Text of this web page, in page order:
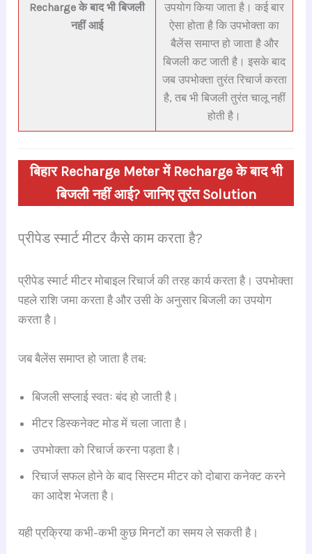
Recharge के बाद भी बिजली
नहीं आई
उपयोग किया जाता है। कई बार
ऐसा होता है कि उपभोक्ता का
बैलेंस समाप्त हो जाता है और
बिजली कट जाती है। इसके बाद
जब उपभोक्ता तुरंत रिचार्ज करता
है, तब भी बिजली तुरंत चालू नहीं
होती है।
बिहार Recharge Meter में Recharge के बाद भी
बिजली नहीं आई? जानिए तुरंत Solution
प्रीपेड स्मार्ट मीटर कैसे काम करता है?
प्रीपेड स्मार्ट मीटर मोबाइल रिचार्ज की तरह कार्य करता है। उपभोक्ता
पहले राशि जमा करता है और उसी के अनुसार बिजली का उपयोग
करता है।
जब बैलेंस समाप्त हो जाता है तब:
बिजली सप्लाई स्वतः बंद हो जाती है।
मीटर डिस्कनेक्ट मोड में चला जाता है।
उपभोक्ता को रिचार्ज करना पड़ता है।
रिचार्ज सफल होने के बाद सिस्टम मीटर को दोबारा कनेक्ट करने
का आदेश भेजता है।
यही प्रक्रिया कभी-कभी कुछ मिनटों का समय ले सकती है।